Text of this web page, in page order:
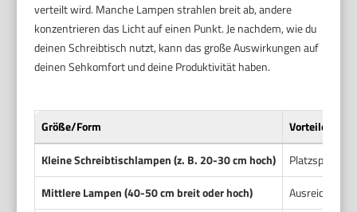
verteilt wird. Manche Lampen strahlen breit ab, andere
konzentrieren das Licht auf einen Punkt. Je nachdem, wie du
deinen Schreibtisch nutzt, kann das große Auswirkungen auf
deinen Sehkomfort und deine Produktivität haben.
Größe/Form
Vorteile
Kleine Schreibtischlampen (z. B. 20-30 cm hoch)
Mittlere Lampen (40-50 cm breit oder hoch)